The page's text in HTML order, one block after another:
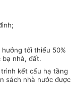
tối thiểu 50%
bạ nhà, đất.
kết cấu hạ tầng
sách nhà nước được